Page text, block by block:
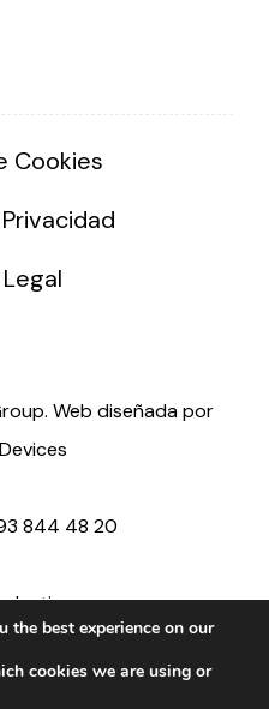
Cookies
Web diseñada por
844 48 20
the best experience on our
cookies we are using or